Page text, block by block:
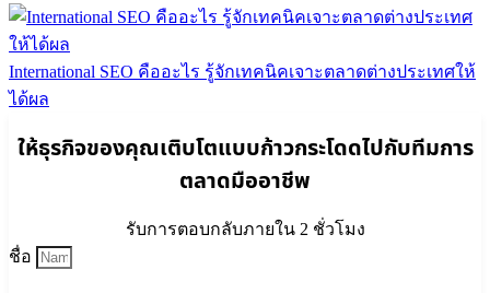
International SEO คืออะไร รู้จักเทคนิคเจาะตลาดต่างประเทศให้
ได้ผล
ให้ธุรกิจของคุณเติบโตแบบก้าวกระโดดไปกับทีมการ
ตลาดมืออาชีพ
รับการตอบกลับภายใน 2 ชั่วโมง
ชื่อ